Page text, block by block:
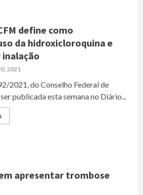
define como
da hidroxicloroquina e
2021
2021, do Conselho Federal de
publicada esta semana no Diário...
apresentar trombose